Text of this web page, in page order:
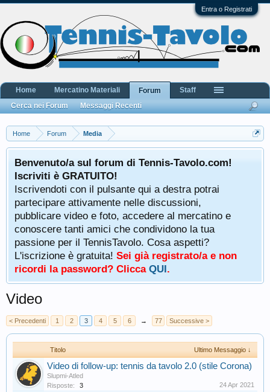
Entra o Registrati
Home Forum Media
Benvenuto/a sul forum di Tennis-Tavolo.com!
Iscriviti è GRATUITO!
Iscrivendoti con il pulsante qui a destra potrai
partecipare attivamente nelle discussioni,
pubblicare video e foto, accedere al mercatino e
conoscere tanti amici che condividono la tua
passione per il TennisTavolo. Cosa aspetti?
L'iscrizione è gratuita! Sei già registrato/a e non
ricordi la password? Clicca QUI.
Video
< Precedenti 1 2 3 4 5 6 → 77 Successive >
Titolo Ultimo Messaggio ↓
Video di follow-up: tennis da tavolo 2.0 (stile Corona)
Slupmi-Atled
Risposte:
3 24 Apr 2021
Home Mercatino Materiali
Forum
Cerca nei Forum
Messaggi Recenti
Staff